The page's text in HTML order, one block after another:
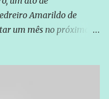
Amarildo de
um mês no próximo